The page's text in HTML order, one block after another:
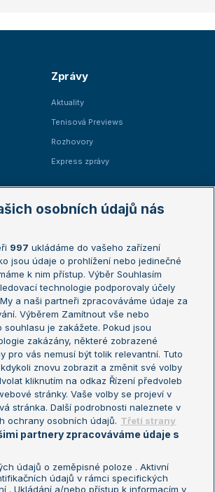
Zprávy
Aktuality
Tenisová Previews
Rozhovory
Express zprávy
Australian Open
French Open
Wimbledon
US Open
Turnaj mistrů
Turnaj mistryň
osobních údajů nás
997 ukládáme do vašeho zařízení
jsou údaje o prohlížení nebo jedinečné
k nim přístup. Výběr Souhlasím
technologie podporovaly účely
a naši partneři zpracováváme údaje za
Výběrem Zamítnout vše nebo
souhlasu je zakážete. Pokud jsou
zakázány, některé zobrazené
pro vás nemusí být tolik relevantní. Tuto
znovu zobrazit a změnit své volby
kliknutím na odkaz Řízení předvoleb
stránky. Vaše volby se projeví v
stránka. Další podrobnosti naleznete v
ochrany osobních údajů. Třetí strany
partnery zpracováváme údaje s
údajů o zeměpisné poloze . Aktivní
údajů v rámci specifických
. Ukládání a/nebo přístup k informacím v